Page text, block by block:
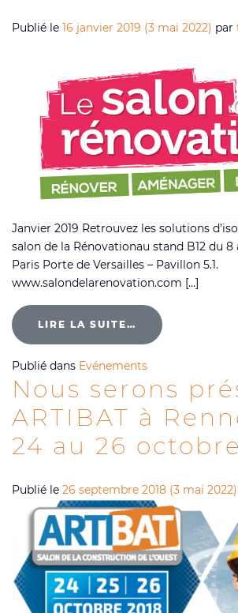
Publié le 16 janvier 2019 (3 mai 2022) par
Janvier 2019 Retrouvez les solutions
salon de la Rénovationau stand B12 du 8
Paris Porte de Versailles – Pavillon 5.1.
www.salondelarenovation.com […]
LIRE LA SUITE…
Publié dans Evénements
Nous serons
ARTIBAT à
24 au 26
Publié le 26 septembre 2018 (3 mai 2022)